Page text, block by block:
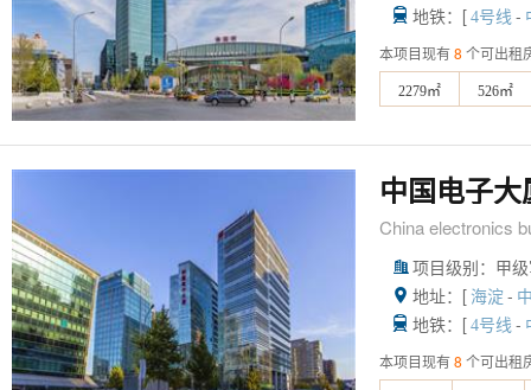
 地铁：[ 4号线 -
本项目现有8 个可出租
2279㎡ 526㎡
中国电子大
China electronics
 项目级别：甲
 地址：[ 海淀 -
 地铁：[ 4号线 -
本项目现有8 个可出租